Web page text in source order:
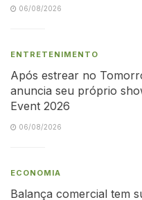
06/08/2026
ENTRETENIMENTO
Após estrear no
anuncia seu próprio
Event 2026
06/08/2026
ECONOMIA
Balança comercial tem